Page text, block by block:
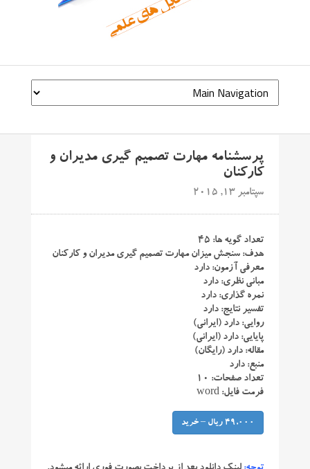
پرسشنامه مهارت تصمیم گیری مدیران و
کارکنان
سپتامبر 13, 2015
تعداد گویه ها: ۴۵
هدف: سنجش میزان مهارت تصمیم گیری مدیران و کارکنان
معرفی آزمون: دارد
مبانی نظری: دارد
نمره گذاری: دارد
تفسیر نتایج: دارد
روایی: دارد (ایرانی)
پایایی: دارد (ایرانی)
مقاله: دارد (رایگان)
منبع: دارد
تعداد صفحات: ۱۰
فرمت فایل: word
49,000 ریال – خرید